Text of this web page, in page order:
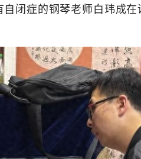
闭症的钢琴老师白玮成在